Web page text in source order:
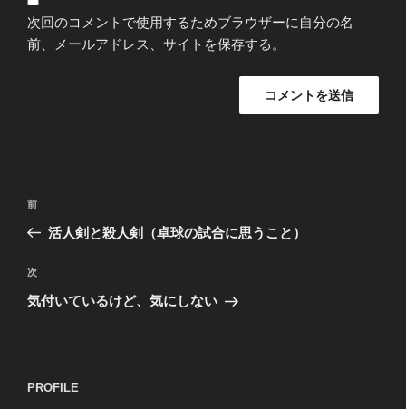
次回のコメントで使用するためブラウザーに自分の名
前、メールアドレス、サイトを保存する。
投
ビ
ゲ
ン
過
去
投
稿
前
活人剣と殺人剣（卓球の試合に思うこと）
次
の
次
気付いているけど、気にしない
PROFILE